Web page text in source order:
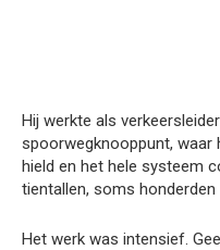
Hij werkte als
spoorwegknooppunt, waar
hield en het hele systeem
tientallen, soms
Het werk was intensief.